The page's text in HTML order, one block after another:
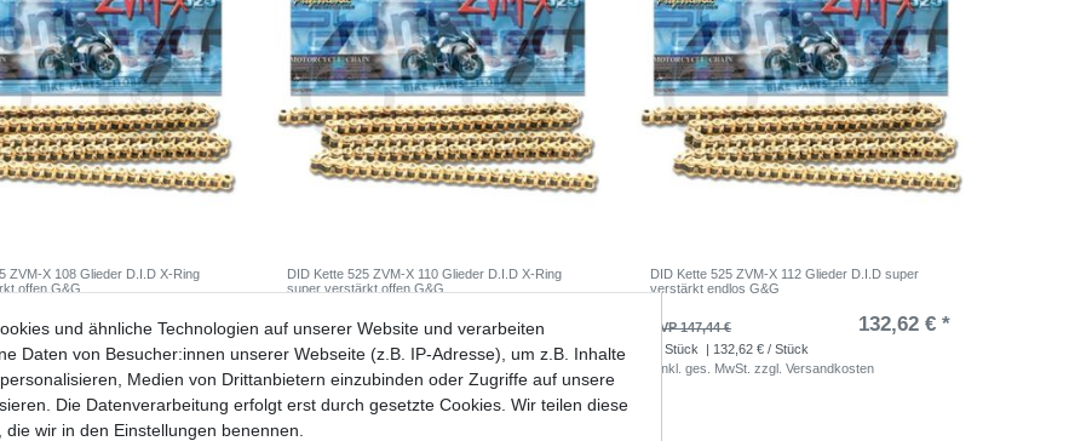
ZVM-X 108 Glieder D.I.D X-Ring
offen G&G
130,63 € *
€ / Stück
DID Kette 525 ZVM-X 110 Glieder D.I.D X-Ring
super verstärkt offen G&G
UVP 147,93 € 133,06 € *
1 Stück | 133,06 € / Stück
inkl. ges. MwSt. Versandkosten
DID Kette 525 ZVM-X 112 Glieder D.I.D super
verstärkt endlos G&G
UVP 147,44 € 132,62 € *
Stück
| 132,62 € / Stück
inkl. ges. MwSt. zzgl.Versandkosten
und ähnliche Technologien auf unserer Website und verarbeiten
Daten von Besucher:innen unserer Webseite (z.B. IP-Adresse), um z.B. Inhalte
Medien von Drittanbietern einzubinden oder Zugriffe auf unsere
Die Datenverarbeitung erfolgt erst durch gesetzte Cookies. Wir teilen diese
die wir in den Einstellungen benennen.